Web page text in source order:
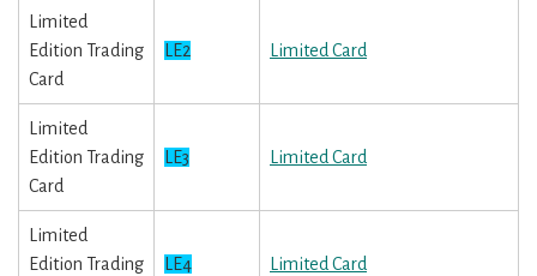
Limited
Edition Trading
Card
LE2 Limited Card
Limited
Edition Trading
Card
LE3 Limited Card
Limited
Edition Trading
LE4 Limited Card